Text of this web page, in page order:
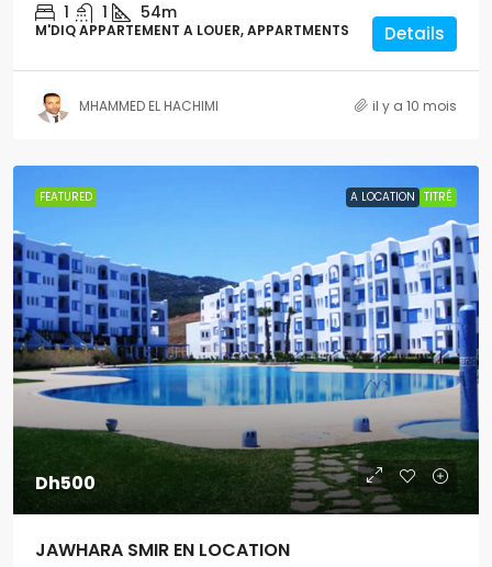
1 1 54m
M'DIQ APPARTEMENT A LOUER, APPARTMENTS Details
MHAMMED EL HACHIMI il y a 10 mois
FEATURED A LOCATION TITRÉ
Dh500
JAWHARA SMIR EN LOCATION